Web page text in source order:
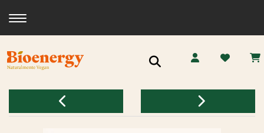
Toggle navigation
Ricerca